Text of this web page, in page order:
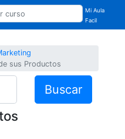
Mi Aula
Facil
sus Productos
Buscar